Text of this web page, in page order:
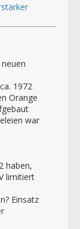
1972
Orange
war
haben,
limitiert
Einsatz